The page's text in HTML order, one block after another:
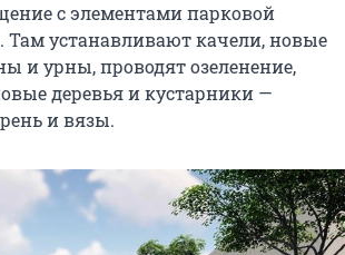
с элементами парковой
устанавливают качели, новые
и урны, проводят озеленение,
деревья и кустарники —
и вязы.